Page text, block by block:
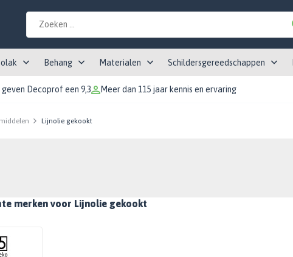
Behang Materialen Schildersgereedschappen
geven Decoprof een 9,3 Meer dan 115 jaar kennis en ervaring
Lijnolie gekookt
merken voor Lijnolie gekookt